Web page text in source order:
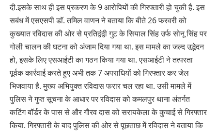
दी.इसके साथ ही इस प्रकरण के 9 आरोपियों की गिरफ्तारी हो चुकी है. इस
सबंध में एसएसपी डाॅ. तमिल वाणन ने बताया कि बीते 26 फरवरी को
कुख्यात रविदास की ओर से प्रतिद्वंद्वी गुट के सियाल सिंह उर्फ सोनू सिंह पर
गोली चालन की घटना को अंजाम दिया गया था. इस मामले का जल्द उद्भेदन
हो, इसके लिए एसआईटी का गठन किया गया था. एसआईटी ने तत्परता
पूर्वक कार्रवाई करते हुए अभी तक 7 अपराधियों को गिरफ्तार कर जेल
भिजवाया है. मुख्य अभियुक्त रविदास फरार चल रहा था. उसी मामले में
पुलिस ने गुप्त सूचना के आधार पर रविदास को कमलपुर थाना अंतर्गत
कटिंग बॉर्डर के पास से और गौरव दास को सरायकेला के कुचाई से गिरफ्तार
किया. गिरफ्तारी के बाद पुलिस की ओर से पूछताछ में रविदास ने बताया कि